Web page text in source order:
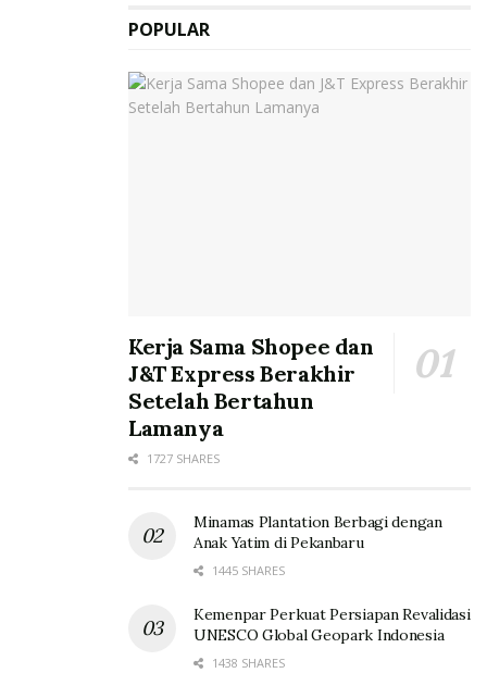
POPULAR
Kerja Sama Shopee dan
J&T Express Berakhir
Setelah Bertahun
Lamanya
1727 SHARES
Minamas Plantation Berbagi dengan
Anak Yatim di Pekanbaru
1445 SHARES
Kemenpar Perkuat Persiapan Revalidasi
UNESCO Global Geopark Indonesia
1438 SHARES